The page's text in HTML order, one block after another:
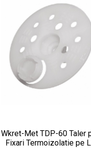
Wkret-Met TDP-60 Taler
Fixari Termoizolatie pe